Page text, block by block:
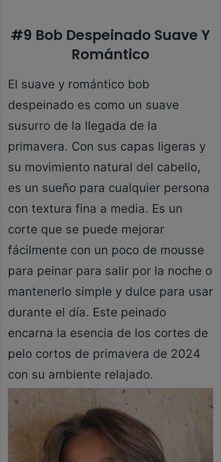
#9 Bob Despeinado Suave Y
Romántico
El suave y romántico bob
despeinado es como un suave
susurro de la llegada de la
primavera. Con sus capas ligeras y
su movimiento natural del cabello,
es un sueño para cualquier persona
con textura fina a media. Es un
corte que se puede mejorar
fácilmente con un poco de mousse
para peinar para salir por la noche o
mantenerlo simple y dulce para usar
durante el día. Este peinado
encarna la esencia de los cortes de
pelo cortos de primavera de 2024
con su ambiente relajado.